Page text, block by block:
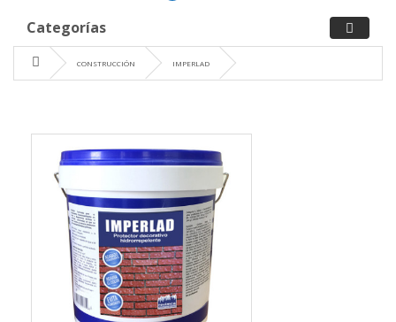
Categorías
CONSTRUCCIÓN IMPERLAD